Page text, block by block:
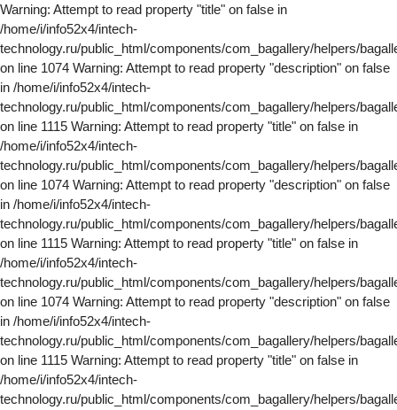
Warning: Attempt to read property "title" on false in
/home/i/info52x4/intech-
technology.ru/public_html/components/com_bagallery/helpers/
on line 1074 Warning: Attempt to read property "description" on false
in /home/i/info52x4/intech-
technology.ru/public_html/components/com_bagallery/helpers/
on line 1115 Warning: Attempt to read property "title" on false in
/home/i/info52x4/intech-
technology.ru/public_html/components/com_bagallery/helpers/
on line 1074 Warning: Attempt to read property "description" on false
in /home/i/info52x4/intech-
technology.ru/public_html/components/com_bagallery/helpers/
on line 1115 Warning: Attempt to read property "title" on false in
/home/i/info52x4/intech-
technology.ru/public_html/components/com_bagallery/helpers/
on line 1074 Warning: Attempt to read property "description" on false
in /home/i/info52x4/intech-
technology.ru/public_html/components/com_bagallery/helpers/
on line 1115 Warning: Attempt to read property "title" on false in
/home/i/info52x4/intech-
technology.ru/public_html/components/com_bagallery/helpers/